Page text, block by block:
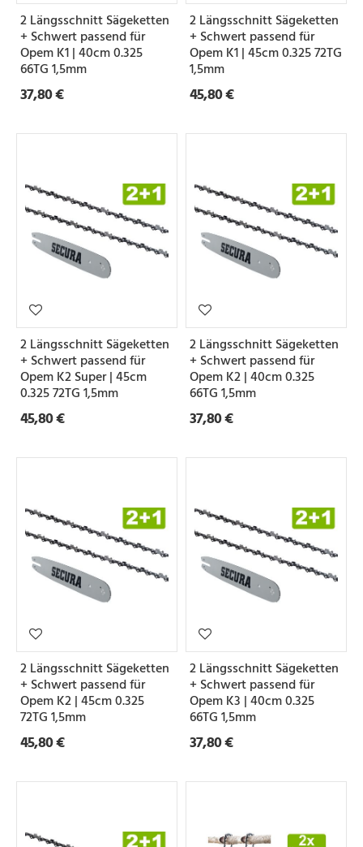
2 Längsschnitt Sägeketten
+ Schwert passend für
Opem K1 | 40cm 0.325
66TG 1,5mm
37,80 €
2 Längsschnitt Sägeketten
+ Schwert passend für
Opem K1 | 45cm 0.325 72TG
1,5mm
45,80 €
2 Längsschnitt Sägeketten
+ Schwert passend für
Opem K2 Super | 45cm
0.325 72TG 1,5mm
45,80 €
2 Längsschnitt Sägeketten
+ Schwert passend für
Opem K2 | 40cm 0.325
66TG 1,5mm
37,80 €
2 Längsschnitt Sägeketten
+ Schwert passend für
Opem K2 | 45cm 0.325
72TG 1,5mm
45,80 €
2 Längsschnitt Sägeketten
+ Schwert passend für
Opem K3 | 40cm 0.325
66TG 1,5mm
37,80 €